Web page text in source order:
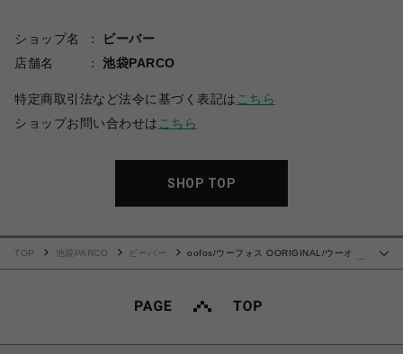
ショップ名
ビーバー
店舗名
池袋PARCO
特定商取引法など法令に基づく表記は こちら
ショップお問い合わせは こちら
SHOP TOP
TOP 池袋PARCO ビーバー
oofos/ウーフォス OORIGINAL/ウーオリ